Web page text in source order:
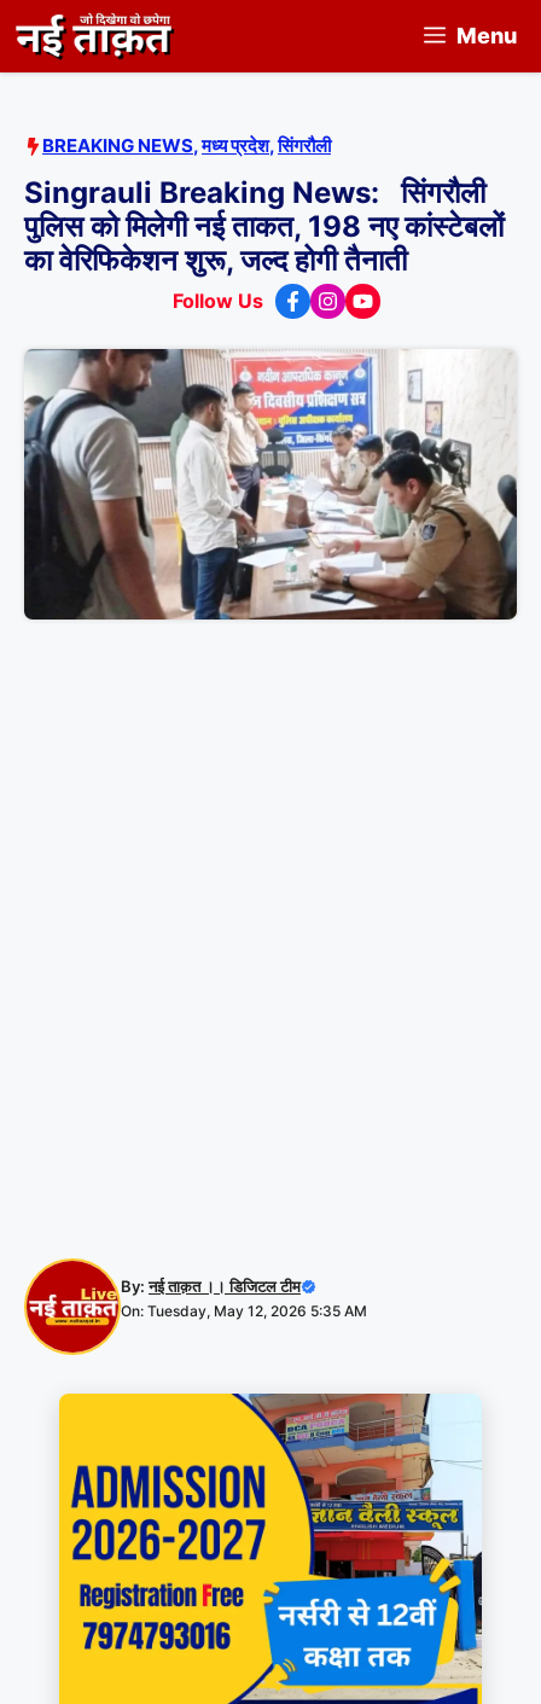
to
content
Menu
BREAKING NEWS,मध्य प्रदेश,सिंगरौली
Singrauli Breaking News: सिंगरौली
पुलिस को मिलेगी नई ताकत, 198 नए कांस्टेबलों
का वेरिफिकेशन शुरू, जल्द होगी तैनाती
Follow Us
By:नई ताक़त ।। डिजिटल टीम
On: Tuesday, May 12, 2026 5:35 AM